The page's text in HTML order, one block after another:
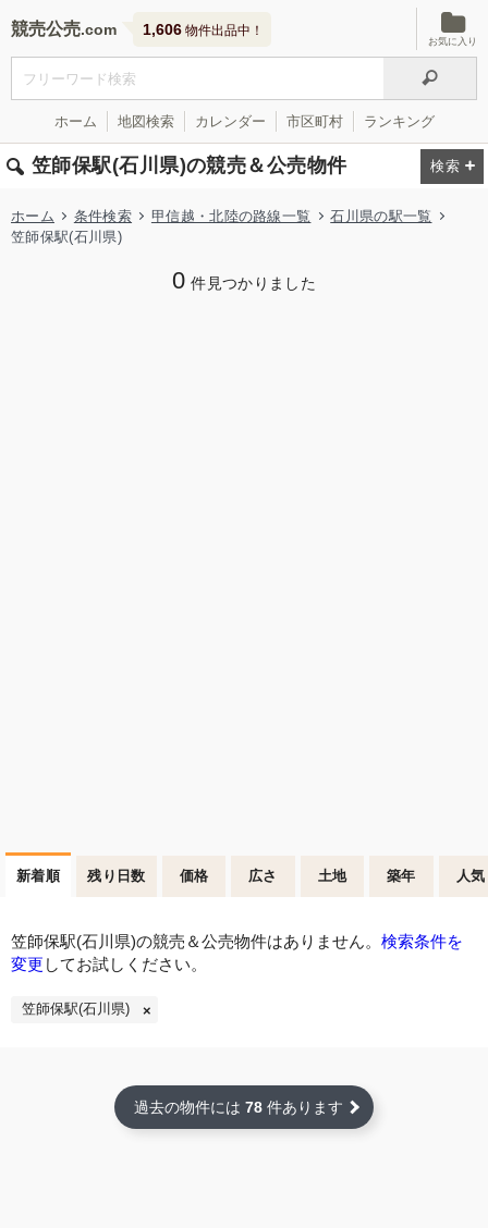
競売公売 1,606 物件出品中！
お気に入り
ホーム 地図検索 カレンダー 市区町村 ランキング
笠師保駅(石川県)の競売＆公売物件
ホーム 条件検索 甲信越・北陸の路線一覧
石川県の駅一覧
笠師保駅(石川県)
0 件見つかりました
新着順 残り日数 価格 広さ 土地 築年 人気
笠師保駅(石川県)の競売＆公売物件はありません。 検索条件を
変更 してお試しください。
笠師保駅(石川県)
過去の物件には 78 件あります